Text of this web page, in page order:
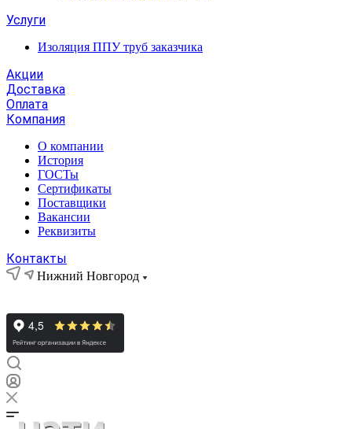
Услуги
Изоляция ППУ труб заказчика
Акции
Доставка
Оплата
Компания
О компании
История
ГОСТы
Сертификаты
Поставщики
Вакансии
Реквизиты
Контакты
Нижний Новгород